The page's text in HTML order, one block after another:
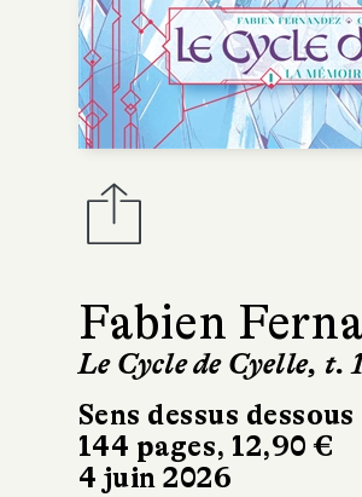
Fabien
Le Cycle de Cyelle, t.
Sens dessus dessous
144 pages, 12,90 €
4 juin 2026